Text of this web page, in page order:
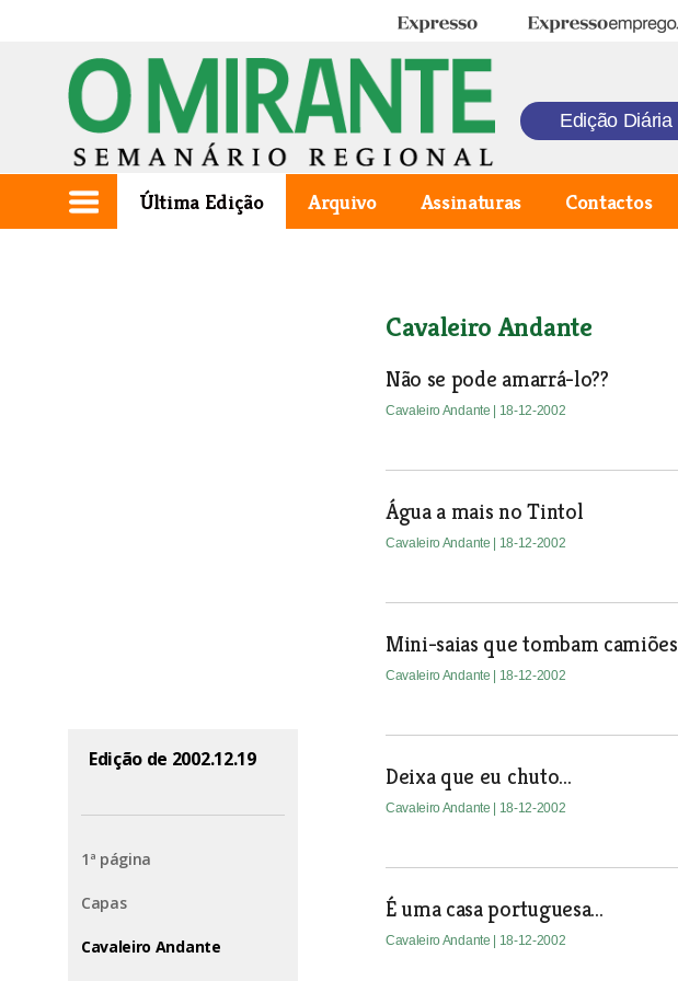
Expresso Expresso Emprego
Edição Diária
Última Edição Arquivo Assinaturas Contactos
Edição de 2002.12.19
1ª página
Capas
Cavaleiro Andante
Cavaleiro Andante
Não se pode amarrá-lo??
Cavaleiro Andante | 18-12-2002
Água a mais no Tintol
Cavaleiro Andante | 18-12-2002
Mini-saias que tombam camiões
Cavaleiro Andante | 18-12-2002
Deixa que eu chuto...
Cavaleiro Andante | 18-12-2002
É uma casa portuguesa...
Cavaleiro Andante | 18-12-2002